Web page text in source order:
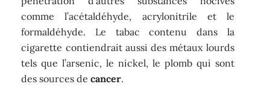
comme l’acétaldéhyde, acrylonitrile et le
formaldéhyde. Le tabac contenu dans la
cigarette contiendrait aussi des métaux lourds
tels que l’arsenic, le nickel, le plomb qui sont
des sources decancer.